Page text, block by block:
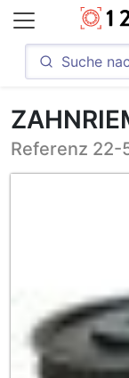
Referenz 22-